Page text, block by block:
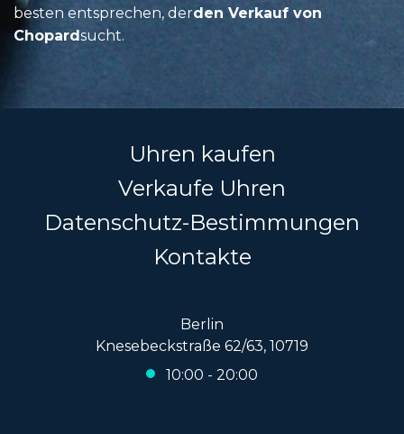
besten entsprechen, derden Verkauf von
Chopardsucht.
Uhren kaufen
Verkaufe Uhren
Datenschutz-Bestimmungen
Kontakte
Berlin
Knesebeckstraße 62/63, 10719
10:00 - 20:00